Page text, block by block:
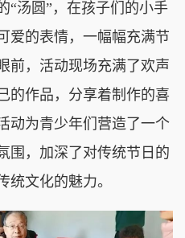
圆”，在孩子们的小手
爱的表情，一幅幅充满节
前，活动现场充满了欢声
的作品，分享着制作的喜
动为青少年们营造了一个
围，加深了对传统节日的
统文化的魅力。